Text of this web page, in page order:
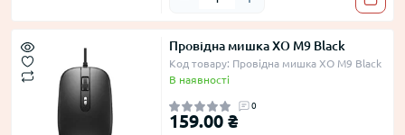
Провідна мишка XO M9 Black
Код товару: Провідна мишка XO M9 Black
В наявності
0
159.00 ₴